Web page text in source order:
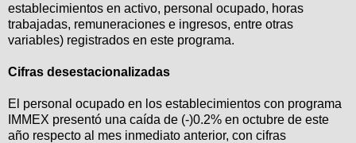
establecimientos en activo, personal ocupado, horas
trabajadas, remuneraciones e ingresos, entre otras
variables) registrados en este programa.
Cifras desestacionalizadas
El personal ocupado en los establecimientos con programa
IMMEX presentó una caída de (-)0.2% en octubre de este
año respecto al mes inmediato anterior, con cifras